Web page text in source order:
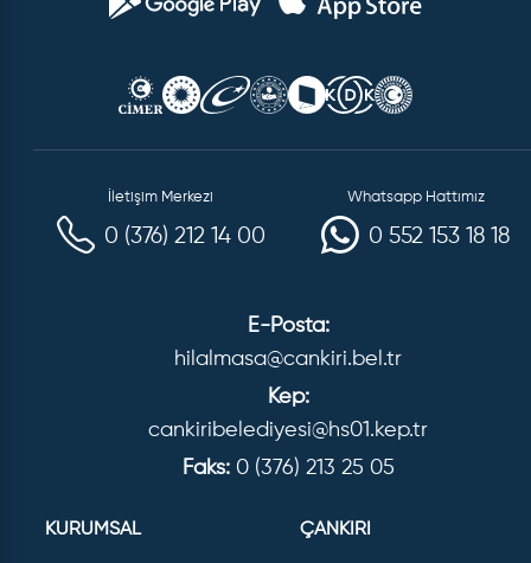
İletişim Merkezi
0 (376) 212 14 00
Whatsapp Hattımız
0 552 153 18 18
E-Posta:
hilalmasa@cankiri.bel.tr
Kep:
cankiribelediyesi@hs01.kep.tr
Faks: 0 (376) 213 25 05
KURUMSAL ÇANKIRI